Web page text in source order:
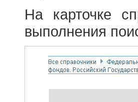
На карточке
выполнения